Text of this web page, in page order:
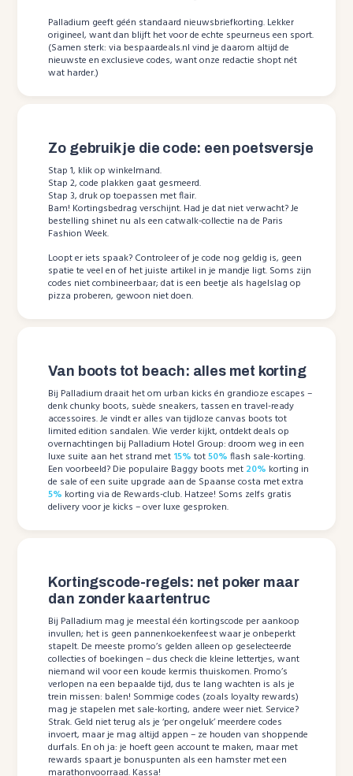
Palladium geeft géén standaard nieuwsbriefkorting. Lekker
origineel, want dan blijft het voor de echte speurneus een sport.
(Samen sterk: via bespaardeals.nl vind je daarom altijd de
nieuwste en exclusieve codes, want onze redactie shopt nét
wat harder.)
Zo gebruik je die code: een poetsversje
Stap 1, klik op winkelmand.
Stap 2, code plakken gaat gesmeerd.
Stap 3, druk op toepassen met flair.
Bam! Kortingsbedrag verschijnt. Had je dat niet verwacht? Je
bestelling shinet nu als een catwalk-collectie na de Paris
Fashion Week.
Loopt er iets spaak? Controleer of je code nog geldig is, geen
spatie te veel en of het juiste artikel in je mandje ligt. Soms zijn
codes niet combineerbaar; dat is een beetje als hagelslag op
pizza proberen, gewoon niet doen.
Van boots tot beach: alles met korting
Bij Palladium draait het om urban kicks én grandioze escapes –
denk chunky boots, suède sneakers, tassen en travel-ready
accessoires. Je vindt er alles van tijdloze canvas boots tot
limited edition sandalen. Wie verder kijkt, ontdekt deals op
overnachtingen bij Palladium Hotel Group: droom weg in een
luxe suite aan het strand met 15% tot50% flash sale-korting.
Een voorbeeld? Die populaire Baggy boots met 20% korting in
de sale of een suite upgrade aan de Spaanse costa met extra
5% korting via de Rewards-club. Hatzee! Soms zelfs gratis
delivery voor je kicks – over luxe gesproken.
Kortingscode-regels: net poker maar
dan zonder kaartentruc
Bij Palladium mag je meestal één kortingscode per aankoop
invullen; het is geen pannenkoekenfeest waar je onbeperkt
stapelt. De meeste promo’s gelden alleen op geselecteerde
collecties of boekingen – dus check die kleine lettertjes, want
niemand wil voor een koude kermis thuiskomen. Promo’s
verlopen na een bepaalde tijd, dus te lang wachten is als je
trein missen: balen! Sommige codes (zoals loyalty rewards)
mag je stapelen met sale-korting, andere weer niet. Service?
Strak. Geld niet terug als je ‘per ongeluk’ meerdere codes
invoert, maar je mag altijd appen – ze houden van shoppende
durfals. En oh ja: je hoeft geen account te maken, maar met
rewards spaart je bonuspunten als een hamster met een